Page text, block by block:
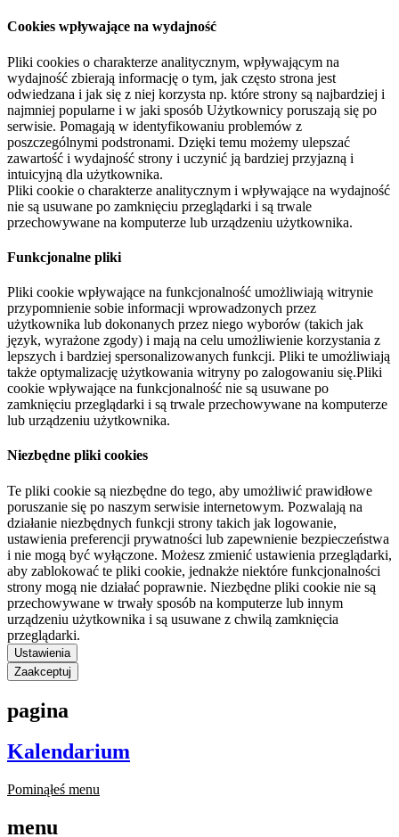
Cookies wpływające na wydajność
Pliki cookies o charakterze analitycznym, wpływającym na
wydajność zbierają informację o tym, jak często strona jest
odwiedzana i jak się z niej korzysta np. które strony są najbardziej i
najmniej popularne i w jaki sposób Użytkownicy poruszają się po
serwisie. Pomagają w identyfikowaniu problemów z
poszczególnymi podstronami. Dzięki temu możemy ulepszać
zawartość i wydajność strony i uczynić ją bardziej przyjazną i
intuicyjną dla użytkownika.
Pliki cookie o charakterze analitycznym i wpływające na wydajność
nie są usuwane po zamknięciu przeglądarki i są trwale
przechowywane na komputerze lub urządzeniu użytkownika.
Funkcjonalne pliki
Pliki cookie wpływające na funkcjonalność umożliwiają witrynie
przypomnienie sobie informacji wprowadzonych przez
użytkownika lub dokonanych przez niego wyborów (takich jak
język, wyrażone zgody) i mają na celu umożliwienie korzystania z
lepszych i bardziej spersonalizowanych funkcji. Pliki te umożliwiają
także optymalizację użytkowania witryny po zalogowaniu się.Pliki
cookie wpływające na funkcjonalność nie są usuwane po
zamknięciu przeglądarki i są trwale przechowywane na komputerze
lub urządzeniu użytkownika.
Niezbędne pliki cookies
Te pliki cookie są niezbędne do tego, aby umożliwić prawidłowe
poruszanie się po naszym serwisie internetowym. Pozwalają na
działanie niezbędnych funkcji strony takich jak logowanie,
ustawienia preferencji prywatności lub zapewnienie bezpieczeństwa
i nie mogą być wyłączone. Możesz zmienić ustawienia przeglądarki,
aby zablokować te pliki cookie, jednakże niektóre funkcjonalności
strony mogą nie działać poprawnie. Niezbędne pliki cookie nie są
przechowywane w trwały sposób na komputerze lub innym
urządzeniu użytkownika i są usuwane z chwilą zamknięcia
przeglądarki.
Ustawienia
Zaakceptuj
pagina
Kalendarium
Pominąłeś menu
menu